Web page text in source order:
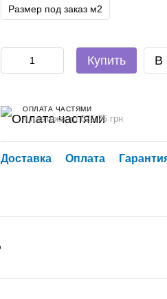
Размер под заказ м2
Купить В
ОПЛАТА ЧАСТЯМИ
4 платежа по 625.75 грн
Доставка Оплата